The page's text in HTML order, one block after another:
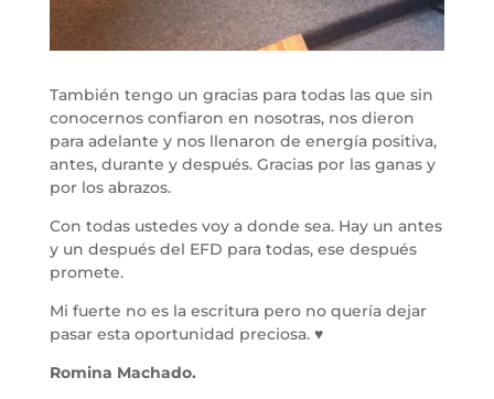
También tengo un gracias para todas las que sin
conocernos confiaron en nosotras, nos dieron
para adelante y nos llenaron de energía positiva,
antes, durante y después. Gracias por las ganas y
por los abrazos.
Con todas ustedes voy a donde sea. Hay un antes
y un después del EFD para todas, ese después
promete.
Mi fuerte no es la escritura pero no quería dejar
pasar esta oportunidad preciosa. ♥
Romina Machado.